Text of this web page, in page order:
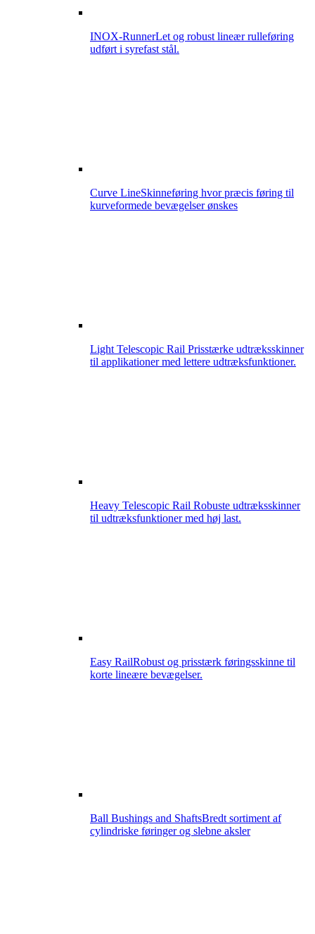
INOX-RunnerLet og robust lineær rulleføring
udført i syrefast stål.
Curve LineSkinneføring hvor præcis føring til
kurveformede bevægelser ønskes
Light Telescopic Rail Prisstærke udtræksskinner
til applikationer med lettere udtræksfunktioner.
Heavy Telescopic Rail Robuste udtræksskinner
til udtræksfunktioner med høj last.
Easy RailRobust og prisstærk føringsskinne til
korte lineære bevægelser.
Ball Bushings and ShaftsBredt sortiment af
cylindriske føringer og slebne aksler